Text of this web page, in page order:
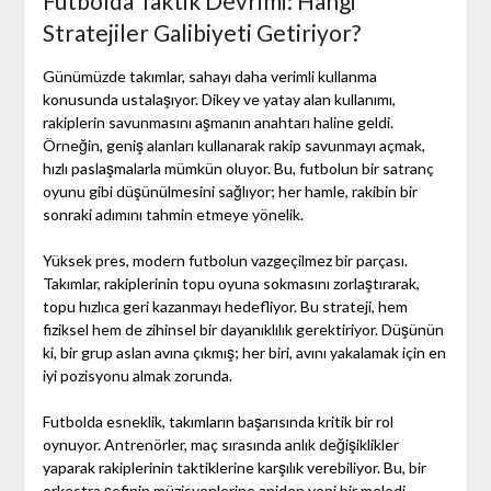
Stratejiler Galibiyeti Getiriyor?
Günümüzde takımlar, sahayı daha verimli kullanma
konusunda ustalaşıyor. Dikey ve yatay alan kullanımı,
rakiplerin savunmasını aşmanın anahtarı haline geldi.
Örneğin, geniş alanları kullanarak rakip savunmayı açmak,
hızlı paslaşmalarla mümkün oluyor. Bu, futbolun bir satranç
oyunu gibi düşünülmesini sağlıyor; her hamle, rakibin bir
sonraki adımını tahmin etmeye yönelik.
Yüksek pres, modern futbolun vazgeçilmez bir parçası.
Takımlar, rakiplerinin topu oyuna sokmasını zorlaştırarak,
topu hızlıca geri kazanmayı hedefliyor. Bu strateji, hem
fiziksel hem de zihinsel bir dayanıklılık gerektiriyor. Düşünün
ki, bir grup aslan avına çıkmış; her biri, avını yakalamak için en
iyi pozisyonu almak zorunda.
Futbolda esneklik, takımların başarısında kritik bir rol
oynuyor. Antrenörler, maç sırasında anlık değişiklikler
yaparak rakiplerinin taktiklerine karşılık verebiliyor. Bu, bir